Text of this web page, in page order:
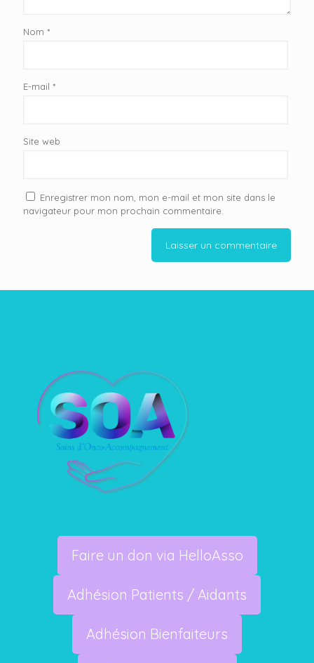
Nom *
E-mail *
Site web
Enregistrer mon nom, mon e-mail et mon site dans le
navigateur pour mon prochain commentaire.
Faire un don via HelloAsso
Adhésion Patients / Aidants
Adhésion Bienfaiteurs